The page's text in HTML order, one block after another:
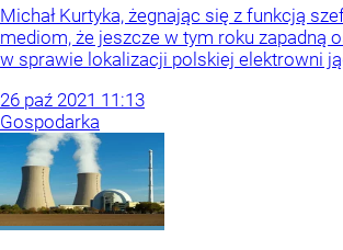
Michał Kurtyka, żegnając się z funkcją
mediom, że jeszcze w tym roku zapadną
w sprawie lokalizacji polskiej elektrowni
26 paź 2021 11:13
Gospodarka